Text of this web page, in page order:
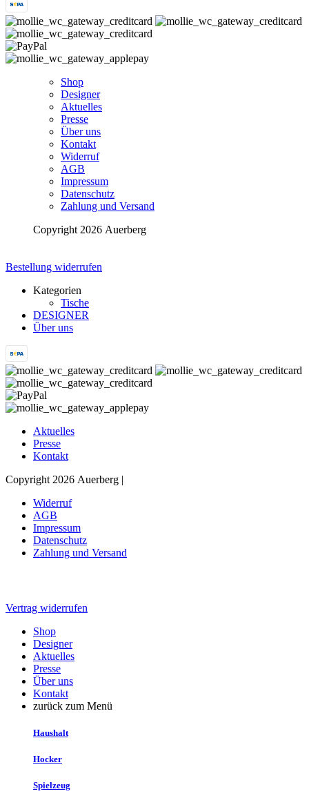
Shop
Designer
Aktuelles
Presse
Über uns
Kontakt
Widerruf
AGB
Impressum
Datenschutz
Zahlung und Versand
Copyright 2026 Auerberg
Bestellung widerrufen
Kategorien
Tische
DESIGNER
Über uns
Aktuelles
Presse
Kontakt
Copyright 2026 Auerberg |
Widerruf
AGB
Impressum
Datenschutz
Zahlung und Versand
Vertrag widerrufen
Shop
Designer
Aktuelles
Presse
Über uns
Kontakt
zurück zum Menü
Haushalt
Hocker
Spielzeug